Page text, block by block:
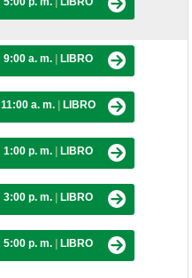
9:00 a. m. LIBRO
11:00 a. m. LIBRO
1:00 p. m. LIBRO
3:00 p. m. LIBRO
5:00 p. m. LIBRO